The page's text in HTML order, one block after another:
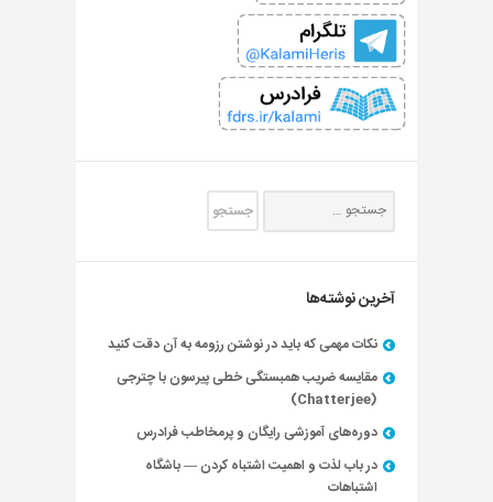
آخرین نوشته‌ها
نکات مهمی که باید در نوشتن رزومه به آن دقت کنید
مقایسه ضریب همبستگی خطی پیرسون با چترجی
(Chatterjee)
دوره‌های آموزشی رایگان و پرمخاطب فرادرس
در باب لذت و اهمیت اشتباه کردن — باشگاه
اشتباهات